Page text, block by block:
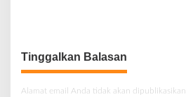
Tinggalkan Balasan
Alamat email Anda tidak akan dipublikasikan.